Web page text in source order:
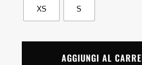
XS S
AGGIUNGI AL